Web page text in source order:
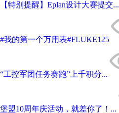
【特别提醒】Eplan设计大赛提交...
#我的第一个万用表#FLUKE125
“工控军团任务赛跑”上千积分...
堡盟10周年庆活动，就差你了！...